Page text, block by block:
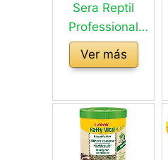
Sera Reptil
Professional
Herbivor,
alimento
reptiles 330 g
Ver más